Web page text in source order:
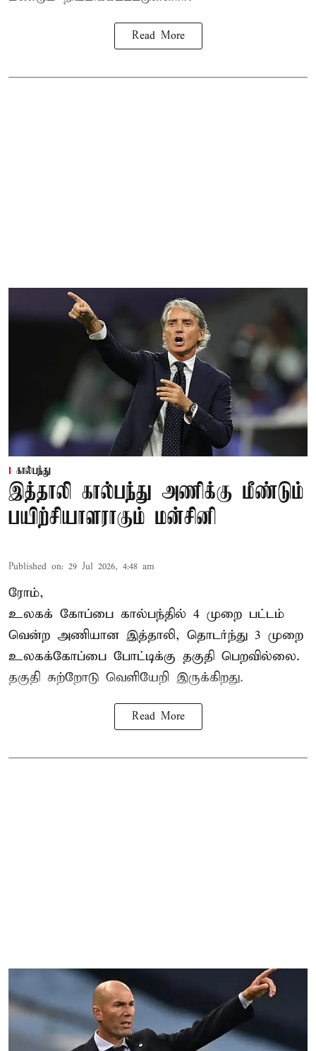
Read More
கால்பந்து
இத்தாலி கால்பந்து அணிக்கு மீண்டும்
பயிற்சியாளராகும் மன்சினி
Published on: 29 Jul 2026, 4:48 am
ரோம்,
உலகக் கோப்பை கால்பந்தில் 4 முறை பட்டம்
வென்ற அணியான இத்தாலி, தொடர்ந்து 3 முறை
உலகக்கோப்பை போட்டிக்கு தகுதி பெறவில்லை.
தகுதி சுற்றோடு வெளியேறி இருக்கிறது.
Read More